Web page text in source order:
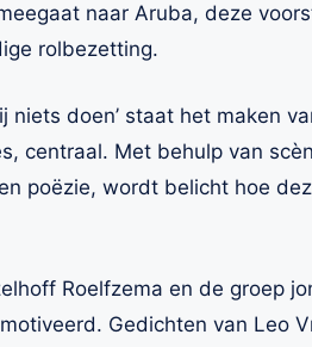
naar Aruba, deze
rolbezetting.
niets doen’ staat het maken
centraal. Met behulp van
poëzie, wordt belicht hoe
Roelfzema en de groep
Gedichten van Leo